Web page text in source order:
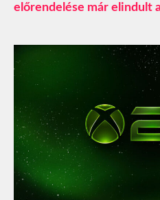
előrendelése már elindult